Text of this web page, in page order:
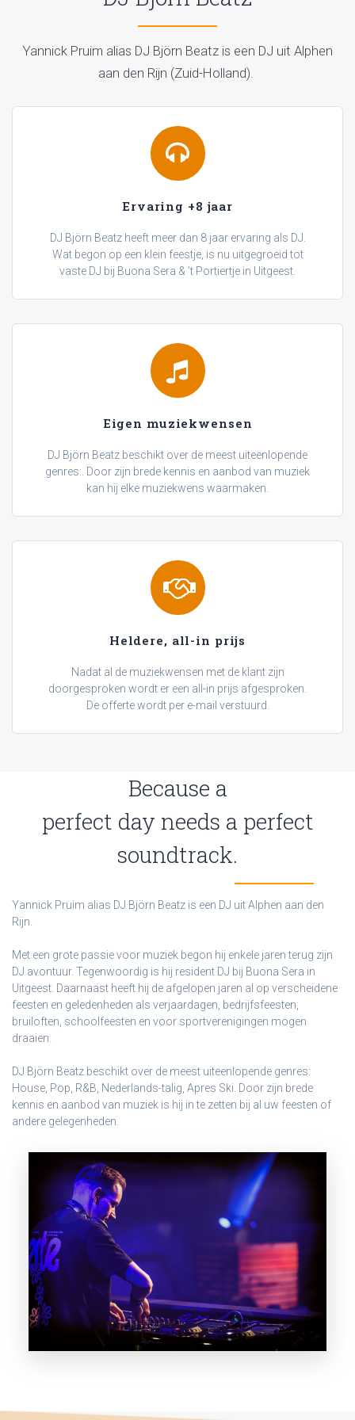
Yannick Pruim alias DJ Björn Beatz is een DJ uit Alphen
aan den Rijn (Zuid-Holland).
Ervaring +8 jaar
DJ Björn Beatz heeft meer dan 8 jaar ervaring als DJ.
Wat begon op een klein feestje, is nu uitgegroeid tot
vaste DJ bij Buona Sera & ’t Portiertje in Uitgeest.
Eigen muziekwensen
DJ Björn Beatz beschikt over de meest uiteenlopende
genres:. Door zijn brede kennis en aanbod van muziek
kan hij elke muziekwens waarmaken.
Heldere, all-in prijs
Nadat al de muziekwensen met de klant zijn
doorgesproken wordt er een all-in prijs afgesproken.
De offerte wordt per e-mail verstuurd.
Because a
perfect day needs a perfect
soundtrack.
Yannick Pruim alias DJ Björn Beatz is een DJ uit Alphen aan den
Rijn.
Met een grote passie voor muziek begon hij enkele jaren terug zijn
DJ avontuur. Tegenwoordig is hij resident DJ bij Buona Sera in
Uitgeest. Daarnaast heeft hij de afgelopen jaren al op verscheidene
feesten en geledenheden als verjaardagen, bedrijfsfeesten,
bruiloften, schoolfeesten en voor sportverenigingen mogen
draaien.
DJ Björn Beatz beschikt over de meest uiteenlopende genres:
House, Pop, R&B, Nederlands-talig, Apres Ski. Door zijn brede
kennis en aanbod van muziek is hij in te zetten bij al uw feesten of
andere gelegenheden.